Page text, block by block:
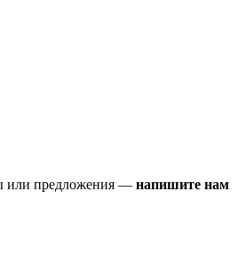
или предложения — напишите нам